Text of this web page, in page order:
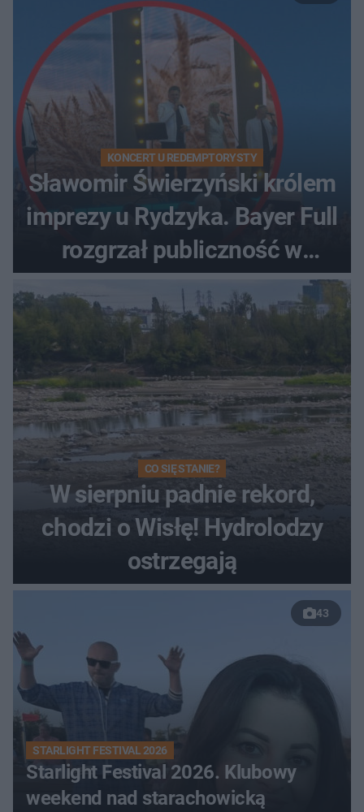
KONCERT U REDEMPTORYSTY
Sławomir Świerzyński królem
imprezy u Rydzyka. Bayer Full
rozgrzał publiczność w
Toruniu
CO SIĘ STANIE?
W sierpniu padnie rekord,
chodzi o Wisłę! Hydrolodzy
ostrzegają
43
STARLIGHT FESTIVAL 2026
Starlight Festival 2026. Klubowy
weekend nad starachowicką